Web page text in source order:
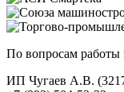
По вопросам работы
ИП Чугаев А.В.